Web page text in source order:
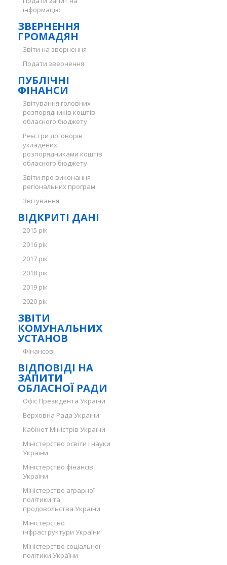
інформацію
ЗВЕРНЕННЯ
ГРОМАДЯН
Звіти на звернення
Подати звернення
ПУБЛІЧНІ
ФІНАНСИ
Звітування головних
розпорядників коштів
обласного бюджету
Реєстри договорів
укладених
розпорядниками коштів
обласного бюджету
Звіти про виконання
регіональних програм
Звітування
ВІДКРИТІ ДАНІ
2015 рік
2016 рік
2017 рік
2018 рік
2019 рік
2020 рік
ЗВІТИ
КОМУНАЛЬНИХ
УСТАНОВ
Фінансові
ВІДПОВІДІ НА
ЗАПИТИ
ОБЛАСНОЇ РАДИ
Офіс Президента України
Верховна Рада України:
Кабінет Міністрів України
Міністерство освіти і науки
України
Міністерство фінансів
України
Міністерство аграрної
політики та
продовольства України
Міністерство
інфраструктури України
Міністерство соціальної
політики України